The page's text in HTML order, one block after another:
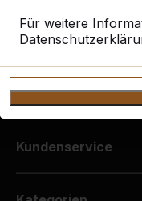
Für weitere
+49 212 934 77
info@HeBlad.de
Kundenservice